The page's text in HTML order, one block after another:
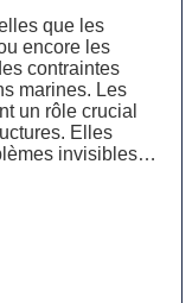
que les
encore les
contraintes
marines. Les
un rôle crucial
Elles
invisibles…